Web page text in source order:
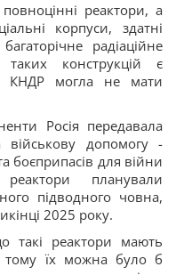
реактори, а
корпуси, здатні
радіаційне
конструкцій є
КНДР могла не мати
Росія передавала
військову допомогу -
боєприпасів для війни
планували
підводного човна,
2025 року.
такі реактори мають
тому їх можна було б